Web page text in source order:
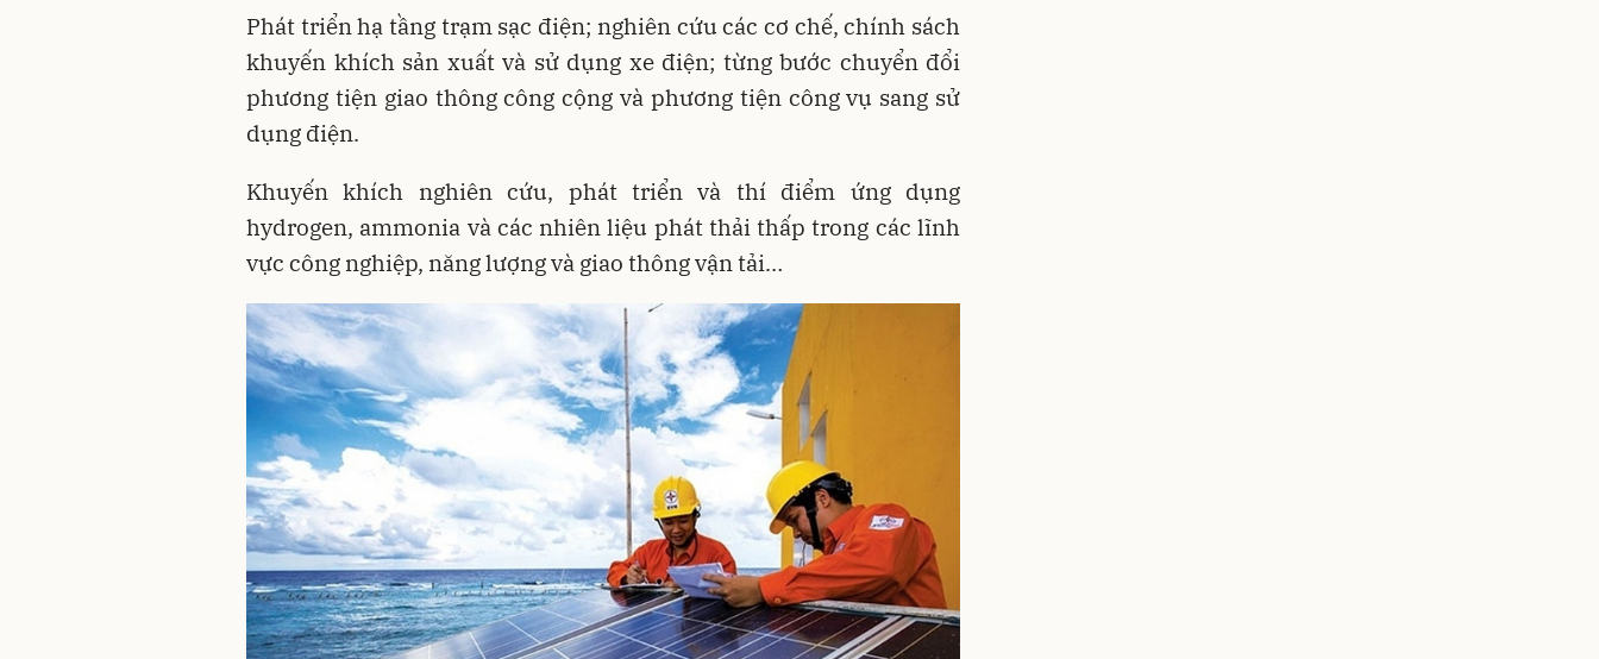
Phát triển hạ tầng trạm sạc điện; nghiên cứu các cơ chế, chính sách
khuyến khích sản xuất và sử dụng xe điện; từng bước chuyển đổi
phương tiện giao thông công cộng và phương tiện công vụ sang sử
dụng điện.
Khuyến khích nghiên cứu, phát triển và thí điểm ứng dụng
hydrogen, ammonia và các nhiên liệu phát thải thấp trong các lĩnh
vực công nghiệp, năng lượng và giao thông vận tải…